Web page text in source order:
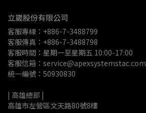
立崴股份有限公司
客服專線：+886-7-3488799
客服傳真：+886-7-3488798
客服時間：星期一至星期五 10:00-17:00
客服信箱：service@apexsystemstac.com
統一編號：50930830
| 高雄總部 |
高雄市左營區文天路80號8樓